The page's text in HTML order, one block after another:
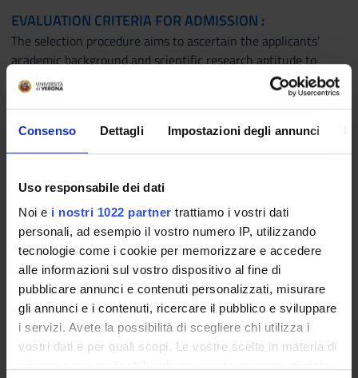
Consenso Dettagli Impostazioni degli annunci
Uso responsabile dei dati
Noi e i nostri 1022 partner trattiamo i vostri dati
personali, ad esempio il vostro numero IP, utilizzando
tecnologie come i cookie per memorizzare e accedere
alle informazioni sul vostro dispositivo al fine di
pubblicare annunci e contenuti personalizzati, misurare
gli annunci e i contenuti, ricercare il pubblico e sviluppare
i servizi. Avete la possibilità di scegliere chi utilizza i
vostri dati e per quali scopi. Le vostre scelte in materia di
EVALUATION CRITERIA FOR ADMISSION :
The selection procedure aims to ascertain the applicants’
academic background and scientific research aptitude to
ensure an appropriate comparative assessment.
The Call for Applications sets out details about examination
and assessment criteria.
TAXES AND CONTRIBUTIONS :
Ph.D. students must pay a single instalment at the time of
enrolment of € 208.00 (€192.00 regional tax + € 16.00 stamp
duty)
How to Apply
Expired
Call for applications: Call for applications Clinical